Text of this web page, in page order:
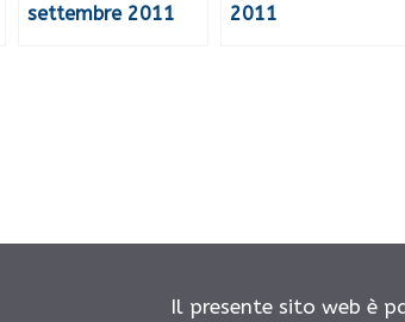
settembre 2011
2011
Il presente sito web è